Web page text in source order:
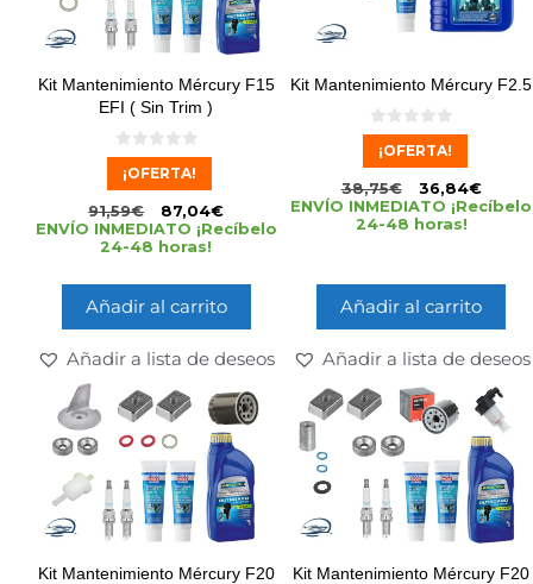
Kit Mantenimiento Mércury F15
EFI ( Sin Trim )
0
e
5
¡OFERTA!
91,59€ 87,04€
ENVÍO INMEDIATO ¡Recíbelo
24-48 horas!
Añadir al carrito
Añadir a lista de deseos
Kit Mantenimiento Mércury F2.5
0
e
5
¡OFERTA!
38,75€ 36,84€
ENVÍO INMEDIATO ¡Recíbelo
24-48 horas!
Añadir al carrito
Añadir a lista de deseos
Kit Mantenimiento Mércury F20
Kit Mantenimiento Mércury F20